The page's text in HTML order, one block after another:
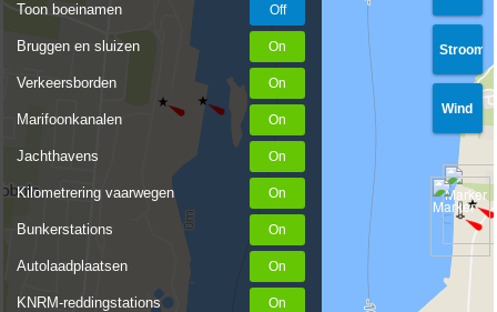
Toon boeinamen
Bruggen en sluizen
Verkeersborden
Marifoonkanalen
Jachthavens
Kilometrering vaarwegen
Bunkerstations
Autolaadplaatsen
KNRM-reddingstations
Stroom
Wind